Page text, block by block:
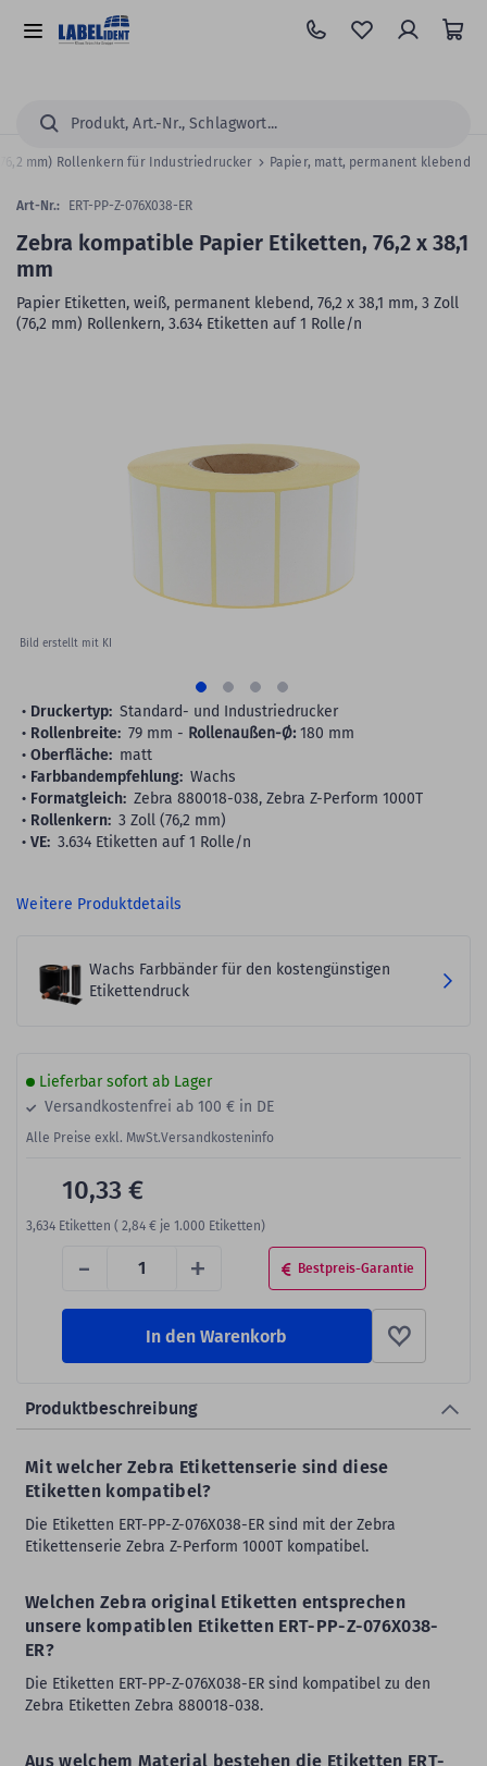
Hauptinhalt
springen
Alle
Suchen...
mm) Rollenkern für Industriedrucker Papier, matt, permanent klebend
Bild erstellt mit KI
Zebra kompatible Papier Etiketten, 76,2 x 38,1
mm
Papier Etiketten, weiß, permanent klebend, 76,2 x 38,1 mm, 3 Zoll
(76,2 mm) Rollenkern, 3.634 Etiketten auf 1 Rolle/n
Art-Nr.: ERT-PP-Z-076X038-ER
Druckertyp: Standard- und Industriedrucker
Rollenbreite: 79 mm - Rollenaußen-Ø: 180 mm
Oberfläche: matt
Farbbandempfehlung: Wachs
Formatgleich: Zebra 880018-038, Zebra Z-Perform 1000T
Rollenkern: 3 Zoll (76,2 mm)
VE: 3.634 Etiketten auf 1 Rolle/n
Weitere Produktdetails
Wachs Farbbänder für den kostengünstigen
Etikettendruck
Lieferbar sofort ab Lager
Versandkostenfrei ab 100 € in DE
Alle Preise exkl. MwSt.Versandkosteninfo
- + Bestpreis-Garantie
10,33 €
3,634 Etiketten ( 2,84 € je 1.000 Etiketten)
In den Warenkorb
Produktbeschreibung
Mit welcher Zebra Etikettenserie sind diese
Etiketten kompatibel?
Die Etiketten ERT-PP-Z-076X038-ER sind mit der Zebra
Etikettenserie Zebra Z-Perform 1000T kompatibel.
Welchen Zebra original Etiketten entsprechen
unsere kompatiblen Etiketten ERT-PP-Z-076X038-
ER?
Die Etiketten ERT-PP-Z-076X038-ER sind kompatibel zu den
Zebra Etiketten Zebra 880018-038.
Aus welchem Material bestehen die Etiketten ERT-